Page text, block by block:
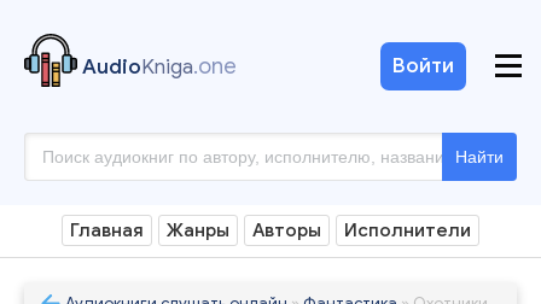
AudioKniga.one
Найти
Войти
Главная Жанры Авторы Исполнители